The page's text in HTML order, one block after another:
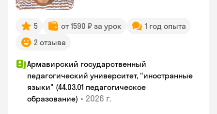
5 от 1590 ₽ за урок
1 год опыта
2 отзыва
Армавирский государственный
педагогический университет, "иностранные
языки" (44.03.01 педагогическое
образование) • 2026 г.